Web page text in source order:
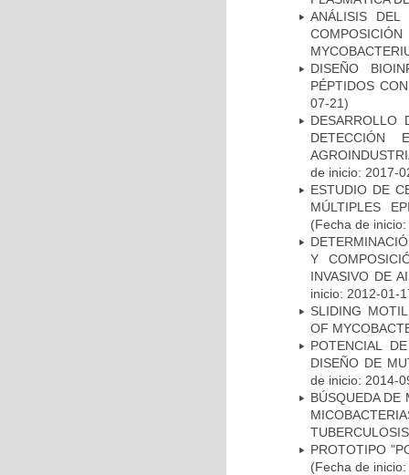
ANÁLISIS DEL
DISEÑO
PÉPTIDOS
07-21)
DESARROLLO
DETECCIÓN
de inicio: 2017-
ESTUDIO DE
MÚLTIPLES
(Fecha de
Y
INVASIVO DE
inicio: 2012-01-
SLIDING
OF
POTENCIAL
DISEÑO DE
de inicio: 2014-
BÚSQUEDA DE
PROTOTIPO
(Fecha de